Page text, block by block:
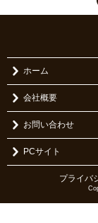
ホーム
会社概要
お問い合わせ
PCサイト
プライバ